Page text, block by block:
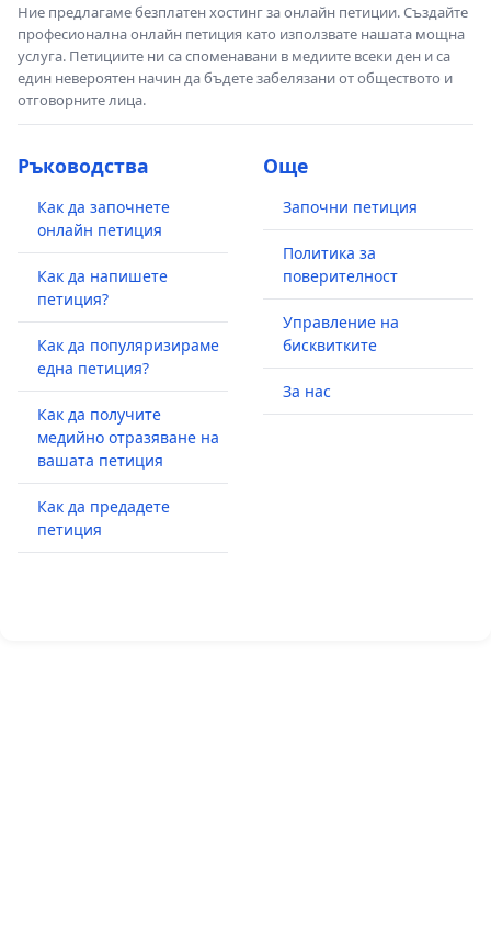
Ние предлагаме безплатен хостинг за онлайн петиции. Създайте
професионална онлайн петиция като използвате нашата мощна
услуга. Петициите ни са споменавани в медиите всеки ден и са
един невероятен начин да бъдете забелязани от обществото и
отговорните лица.
Ръководства
Как да започнете
онлайн петиция
Как да напишете
петиция?
Как да популяризираме
една петиция?
Как да получите
медийно отразяване на
вашата петиция
Как да предадете
петиция
Още
Започни петиция
Политика за
поверителност
Управление на
бисквитките
За нас